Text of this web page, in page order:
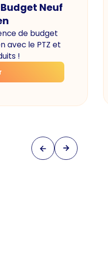
Neuf
de budget
avec le PTZ et
!